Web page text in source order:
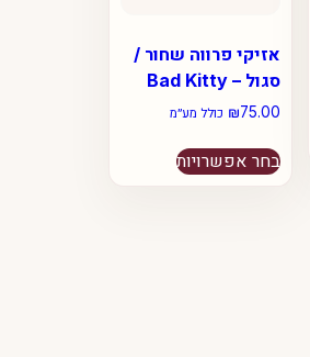
אזיקי פרווה שחור /
סגול – Bad Kitty
₪75.00 כולל מע״מ
בחר אפשרויותזה